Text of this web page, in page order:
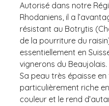
Autorisé dans notre
Rhodaniens, il a
résistant au Botrytis
de la pourriture du
essentiellement en
vignerons du Beaujolais.
Sa peau très épaisse
particulièrement riche
couleur et le rend